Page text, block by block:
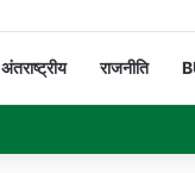
अंतराष्ट्रीय राजनीति